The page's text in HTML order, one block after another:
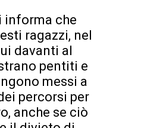
informa che
ragazzi, nel
davanti al
pentiti e
messi a
percorsi per
anche se ciò